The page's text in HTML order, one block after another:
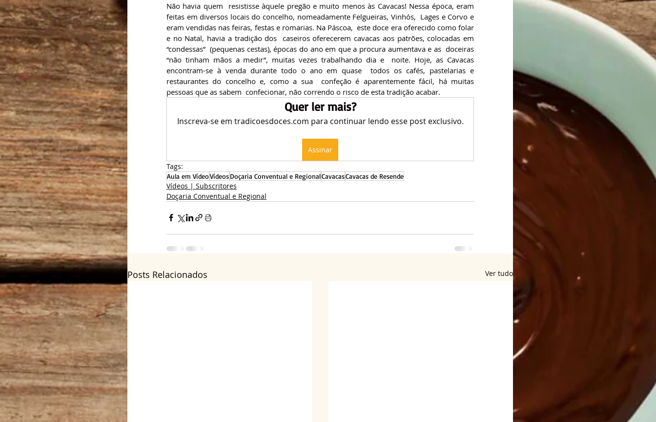
Não havia quem  resistisse àquele pregão e muito menos às Cavacas! Nessa época, eram
feitas em diversos locais do concelho, nomeadamente Felgueiras, Vinhós,  Lages e Corvo e
eram vendidas nas feiras, festas e romarias. Na Páscoa,  este doce era oferecido como folar
e no Natal, havia a tradição dos  caseiros oferecerem cavacas aos patrões, colocadas em
“condessas”  (pequenas cestas), épocas do ano em que a procura aumentava e as  doceiras
“não tinham mãos a medir”, muitas vezes trabalhando dia e  noite. Hoje, as Cavacas
encontram-se à venda durante todo o ano em quase  todos os cafés, pastelarias e
restaurantes do concelho e, como a sua  confeção é aparentemente fácil, há muitas
pessoas que as sabem  confecionar, não correndo o risco de esta tradição acabar.
Quer ler mais?
Inscreva-se em tradicoesdoces.com para continuar lendo esse post exclusivo.
Assinar
Tags:
Aula em VídeoVídeosDoçaria Conventual e RegionalCavacasCavacas de Resende
Vídeos | Subscritores
Doçaria Conventual e Regional
Posts Relacionados Ver tudo